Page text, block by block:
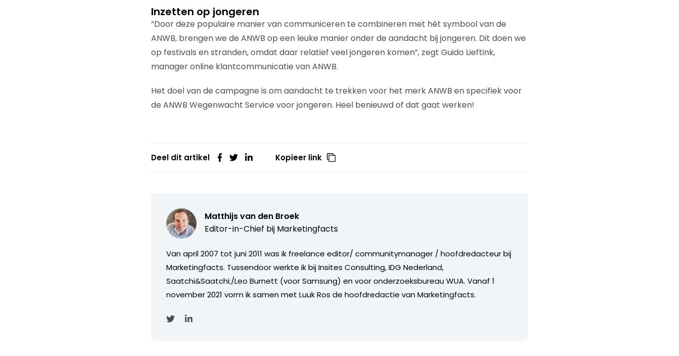
Inzetten op jongeren
“Door deze populaire manier van communiceren te combineren met hét symbool van de
ANWB, brengen we de ANWB op een leuke manier onder de aandacht bij jongeren. Dit doen we
op festivals en stranden, omdat daar relatief veel jongeren komen”, zegt Guido Lieftink,
manager online klantcommunicatie van ANWB.
Het doel van de campagne is om aandacht te trekken voor het merk ANWB en specifiek voor
de ANWB Wegenwacht Service voor jongeren. Heel benieuwd of dat gaat werken!
Deel dit artikel Kopieer link
Matthijs van den Broek
Editor-in-Chief bij Marketingfacts
Van april 2007 tot juni 2011 was ik freelance editor/ communitymanager / hoofdredacteur bij
Marketingfacts. Tussendoor werkte ik bij Insites Consulting, IDG Nederland,
Saatchi&Saatchi;/Leo Burnett (voor Samsung) en voor onderzoeksbureau WUA. Vanaf 1
november 2021 vorm ik samen met Luuk Ros de hoofdredactie van Marketingfacts.